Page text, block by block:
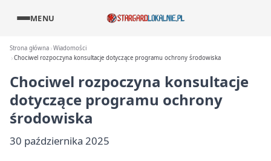
MENU
Strona główna Wiadomości
Chociwel rozpoczyna konsultacje dotyczące programu ochrony środowiska
Chociwel rozpoczyna konsultacje
dotyczące programu ochrony
środowiska
30 października 2025